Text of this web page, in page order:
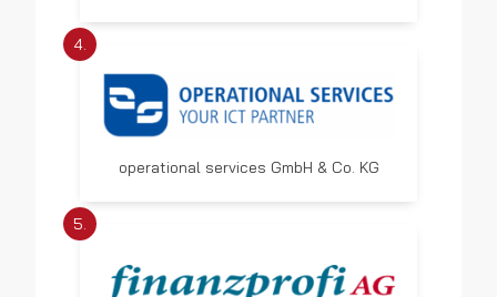
4.
operational services GmbH & Co. KG
5.